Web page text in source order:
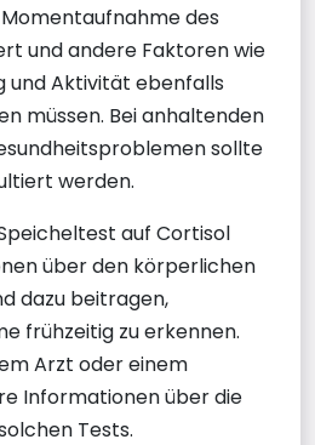
des
und andere Faktoren wie
und Aktivität ebenfalls
müssen. Bei anhaltenden
sollte
werden.
auf Cortisol
über den körperlichen
dazu beitragen,
frühzeitig zu erkennen.
Arzt oder einem
Informationen über die
Tests.